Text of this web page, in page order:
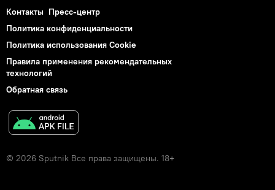
Контакты Пресс-центр
Политика конфиденциальности
Политика использования Cookie
Правила применения рекомендательных
технологий
Обратная связь
© 2026 Sputnik Все права защищены. 18+